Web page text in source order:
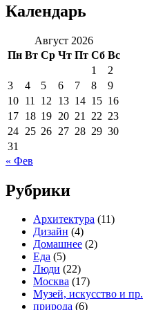
Календарь
Август 2026
Пн Вт Ср Чт Пт Сб Вс
1
2
3
4 5 6 7 8
9
10 11 12 13 14 15 16
17 18 19 20 21 22 23
24 25 26 27 28 29 30
31
« Фев
Рубрики
Архитектура (11)
Дизайн (4)
Домашнее (2)
Еда (5)
Люди (22)
Москва (17)
Музей, искусство и пр.
природа (6)